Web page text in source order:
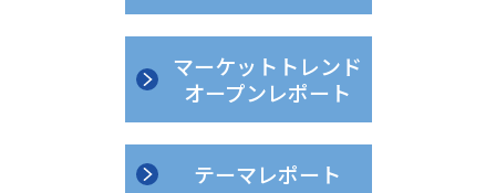
マーケットトレンド
オープンレポート
テーマレポート